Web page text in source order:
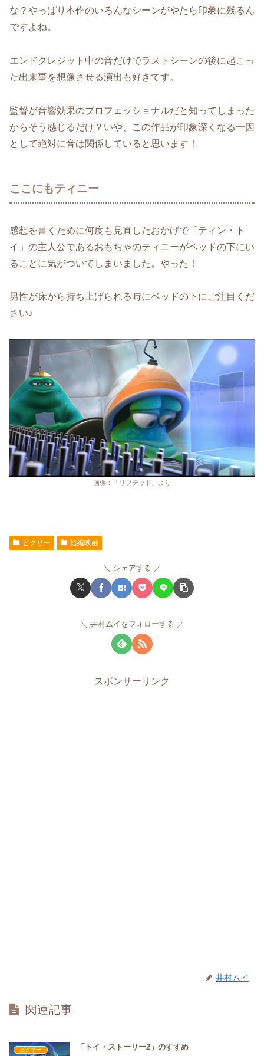
な？やっぱり本作のいろんなシーンがやたら印象に残るん
ですよね。
エンドクレジット中の音だけでラストシーンの後に起こっ
た出来事を想像させる演出も好きです。
監督が音響効果のプロフェッショナルだと知ってしまった
からそう感じるだけ？いや、この作品が印象深くなる一因
として絶対に音は関係していると思います！
ここにもティニー
感想を書くために何度も見直したおかげで「ティン・ト
イ」の主人公であるおもちゃのティニーがベッドの下にい
ることに気がついてしまいました。やった！
男性が床から持ち上げられる時にベッドの下にご注目くだ
さい♪
画像：「リフテッド」より
ピクサー 短編映画
シェアする
井村ムイをフォローする
スポンサーリンク
井村ムイ
関連記事
ピクサー 「トイ・ストーリー2」のすすめ